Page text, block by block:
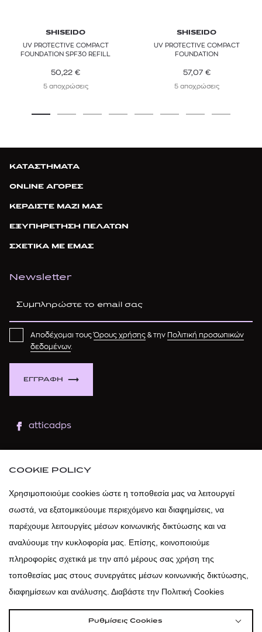
SHISEIDO
UV PROTECTIVE COMPACT
FOUNDATION SPF30 REFILL
50,22 €
5 αποχρώσεις
SHISEIDO
UV PROTECTIVE COMPACT
FOUNDATION
57,07 €
5 αποχρώσεις
ΚΑΤΑΣΤΗΜΑΤΑ
ONLINE ΑΓΟΡΕΣ
ΚΕΡΔΙΣΤΕ ΜΑΖΙ ΜΑΣ
ΕΞΥΠΗΡΕΤΗΣΗ ΠΕΛΑΤΩΝ
ΣΧΕΤΙΚΑ ΜΕ ΕΜΑΣ
Newsletter
ΕΓΓΡΑΦΗ
Αποδέχομαι τουςΌρους χρήσης & την
Πολιτική προσωπικών
δεδομένων.
atticadps
atticadps
COOKIE POLICY
Χρησιμοποιούμε cookies ώστε η τοποθεσία μας να λειτουργεί
σωστά, να εξατομικεύουμε περιεχόμενο και διαφημίσεις, να
παρέχουμε λειτουργίες μέσων κοινωνικής δικτύωσης και να
αναλύουμε την κυκλοφορία μας. Επίσης, κοινοποιούμε
πληροφορίες σχετικά με την από μέρους σας χρήση της
τοποθεσίας μας στους συνεργάτες μέσων κοινωνικής δικτύωσης,
διαφημίσεων και ανάλυσης. Διαβάστε την Πολιτική Cookies
Ρυθμίσεις Cookies